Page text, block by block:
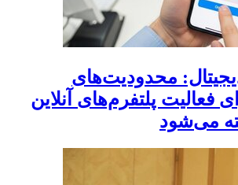
محدودیت‌های
فعالیت پلتفرم‌های آنلاین
می‌شود